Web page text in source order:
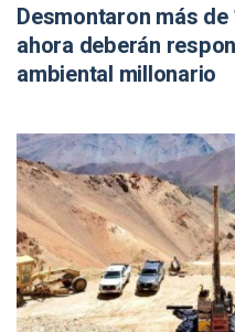
Desmontaron más
ahora deberán
ambiental millonario